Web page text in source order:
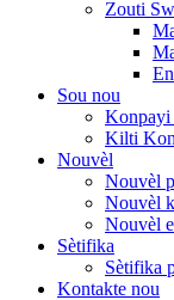
Zouti
Sou nou
Konpayi
Kilti
Nouvèl
Nouvèl
Nouvèl
Nouvèl
Sètifika
Sètifika
Kontakte nou